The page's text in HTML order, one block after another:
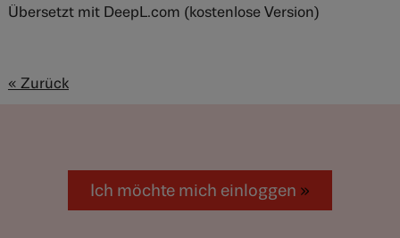
Übersetzt mit DeepL.com (kostenlose Version)
« Zurück
Ich möchte mich einloggen »